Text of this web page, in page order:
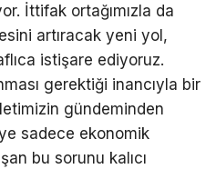
İttifak ortağımızla da
artıracak yeni yol,
istişare ediyoruz.
gerektiği inancıyla bir
gündeminden
sadece ekonomik
bu sorunu kalıcı